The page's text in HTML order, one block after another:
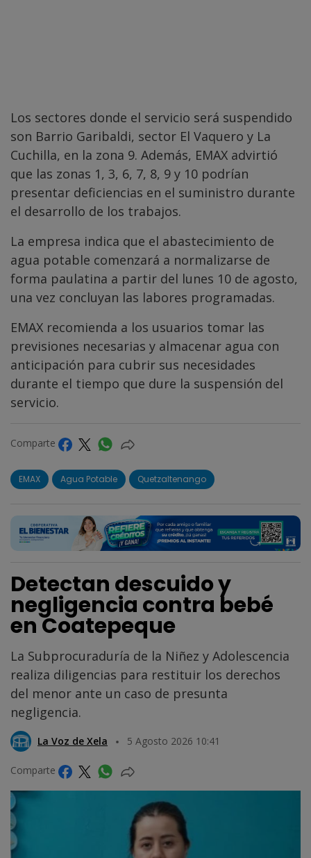
Los sectores donde el servicio será suspendido
son Barrio Garibaldi, sector El Vaquero y La
Cuchilla, en la zona 9. Además, EMAX advirtió
que las zonas 1, 3, 6, 7, 8, 9 y 10 podrían
presentar deficiencias en el suministro durante
el desarrollo de los trabajos.
La empresa indica que el abastecimiento de
agua potable comenzará a normalizarse de
forma paulatina a partir del lunes 10 de agosto,
una vez concluyan las labores programadas.
EMAX recomienda a los usuarios tomar las
previsiones necesarias y almacenar agua con
anticipación para cubrir sus necesidades
durante el tiempo que dure la suspensión del
servicio.
Comparte
EMAX Agua Potable Quetzaltenango
Detectan descuido y
negligencia contra bebé
en Coatepeque
La Subprocuraduría de la Niñez y Adolescencia
realiza diligencias para restituir los derechos
del menor ante un caso de presunta
negligencia.
La Voz de Xela 5 Agosto 2026 10:41
Comparte